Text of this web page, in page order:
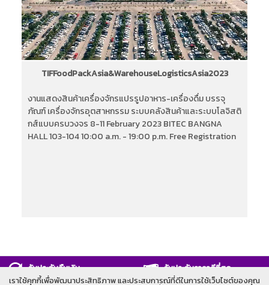
เราใช้คุกกี้เพื่อพัฒนาประสิทธิภาพ และประสบการณ์ที่ดีในการใช้เว็บไซต์ของคุณ
TIFFoodPackAsia&WarehouseLogisticsAsia2023
งานแสดงสินค้าเครื่องจักรแปรรูปอาหาร-เครื่องดื่ม บรรจุ
ภัณฑ์ เครื่องจักรอุตสาหกรรม ระบบคลังสินค้าและระบบโลจิสติ
กส์แบบครบวงจร 8-11 February 2023 BITEC BANGNA
HALL 103-104 10:00 a.m. - 19:00 p.m. Free Registration
รับประกันคืนเงิน
รับประกันราคาดีที่สุด